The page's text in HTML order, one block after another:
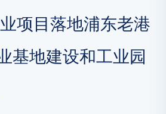
项目落地浦东老港
基地建设和工业园